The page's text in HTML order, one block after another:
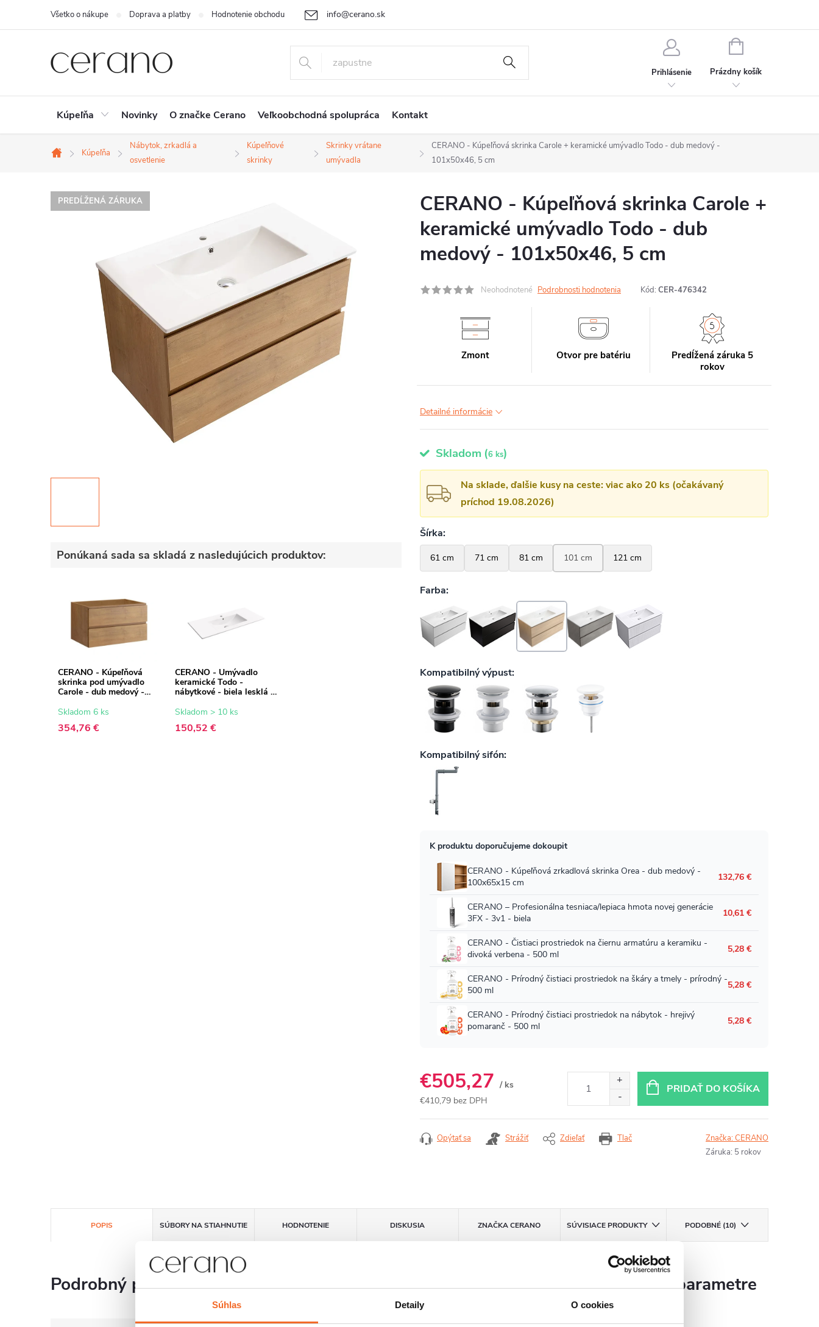
Súhlas Detaily O cookies
+421 232 195 445
info@cerano.sk
Všetko o nákupe Doprava a platby Hodnotenie obchodu Cenová ponuka na mieru
Prihlásenie
NÁKUPNÝ
Prázdny košík
Kúpeľňa Novinky O značke Cerano Veľkoobchodná spolupráca Kontakt
Domov
Kúpeľňa
Nábytok, zrkadlá a
osvetlenie
Kúpeľňové
skrinky
Skrinky vrátane
umývadla
CERANO - Kúpeľňová skrinka Carole + keramické umývadlo Todo - dub medový -
101x50x46, 5 cm
PREDĹŽENÁ ZÁRUKA
Ponúkaná sada sa skladá z nasledujúcich produktov:
CERANO - Kúpeľňová
skrinka pod umývadlo
Carole - dub medový -
Skladom 6 ks
354,76 €
CERANO - Umývadlo
keramické Todo -
nábytkové - biela lesklá -
Skladom > 10 ks
150,52 €
CERANO - Kúpeľňová skrinka Carole +
keramické umývadlo Todo - dub
medový - 101x50x46, 5 cm
Neohodnotené Podrobnosti hodnotenia Kód: CER-476342
Zmont Otvor pre batériu
Predĺžená záruka 5
rokov
Detailné informácie
Skladom (6 ks)
Na sklade, ďalšie kusy na ceste: viac ako 20 ks (očakávaný
príchod 19.08.2026)
€505,27 / ks
€410,79 bez DPH
PRIDAŤ DO KOŠÍKA
Tlač
Opýtať sa Strážiť Zdieľať Značka:CERANO
Záruka: 5 rokov
POPIS SÚBORY NA STIAHNUTIE HODNOTENIE DISKUSIA ZNAČKACERANO SÚVISIACE PRODUKTY PODOBNÉ (10)
Podrobný popis Dodatočné parametre